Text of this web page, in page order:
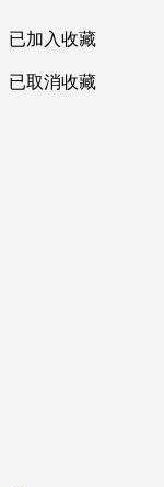
已加入收藏
已取消收藏